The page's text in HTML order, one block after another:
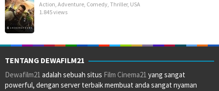
Action, Adventure, Comedy, Thriller, USA
1.845 views
TENTANG DEWAFILM21
Dewafilm21 adalah sebuah situs Film Cinema21 yang sangat
powerful, dengan server terbaik membuat anda sangat nyaman